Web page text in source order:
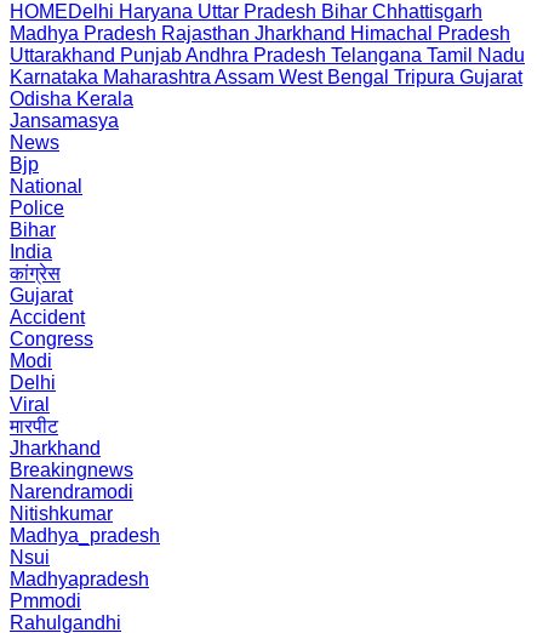
HOMEDelhi Haryana Uttar Pradesh Bihar Chhattisgarh
Madhya Pradesh Rajasthan Jharkhand Himachal Pradesh
Uttarakhand PunjabAndhra Pradesh Telangana Tamil Nadu
Karnataka Maharashtra Assam West Bengal Tripura Gujarat
Odisha Kerala
Jansamasya
News
Bjp
National
Police
Bihar
India
कांग्रेस
Gujarat
Accident
Congress
Modi
Delhi
Viral
मारपीट
Jharkhand
Breakingnews
Narendramodi
Nitishkumar
Madhya_pradesh
Nsui
Madhyapradesh
Pmmodi
Rahulgandhi